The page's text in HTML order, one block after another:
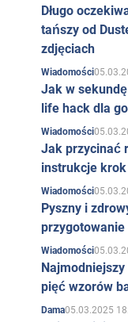
Długo
tańszy od
zdjęciach
Wiadomości
Jak w
life hack dla
Wiadomości
Jak przycinać
instrukcje
Wiadomości
Pyszny i
Wiadomości
pięć wzorów
Dama05.03.2025